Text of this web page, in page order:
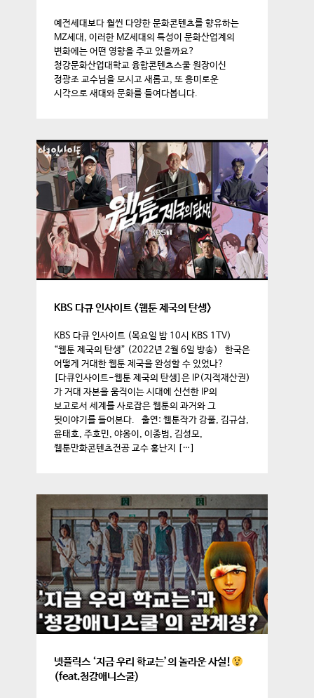
예전세대보다 훨씬 다양한 문화콘텐츠를 향유하는
MZ세대, 이러한 MZ세대의 특성이 문화산업계의
변화에는 어떤 영향을 주고 있을까요?
청강문화산업대학교 융합콘텐츠스쿨 원장이신
정광조 교수님을 모시고 새롭고, 또 흥미로운
시각으로 새대와 문화를 들여다봅니다.
KBS 다큐 인사이트 <웹툰 제국의 탄생>
KBS 다큐 인사이트 (목요일 밤 10시 KBS 1TV)
“웹툰 제국의 탄생” (2022년 2월 6일 방송) 한국은
어떻게 거대한 웹툰 제국을 완성할 수 있었나?
[다큐인사이트-웹툰 제국의 탄생]은 IP(지적재산권)
가 거대 자본을 움직이는 시대에 신선한 IP의
보고로서 세계를 사로잡은 웹툰의 과거와 그
뒷이야기를 들어본다. 출연: 웹툰작가 강풀, 김규삼,
윤태호, 주호민, 야옹이, 이종범, 김성모,
웹툰만화콘텐츠전공 교수 홍난지 […]
넷플릭스 ‘지금 우리 학교는’의 놀라운 사실!
(feat.청강애니스쿨)